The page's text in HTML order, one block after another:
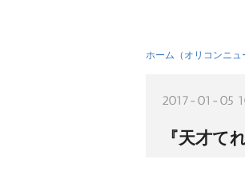
ホーム（オリコンニュ
2017-01-05
『天才て